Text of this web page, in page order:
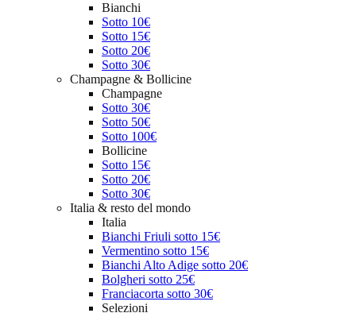
Bianchi
Sotto 10€
Sotto 15€
Sotto 20€
Sotto 30€
Champagne & Bollicine
Champagne
Sotto 30€
Sotto 50€
Sotto 100€
Bollicine
Sotto 15€
Sotto 20€
Sotto 30€
Italia & resto del mondo
Italia
Bianchi Friuli sotto 15€
Vermentino sotto 15€
Bianchi Alto Adige sotto 20€
Bolgheri sotto 25€
Franciacorta sotto 30€
Selezioni